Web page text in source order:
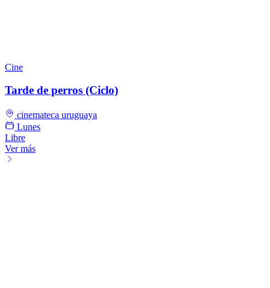
Cine
Tarde de perros (Ciclo)
cinemateca uruguaya
Lunes
Libre
Ver más